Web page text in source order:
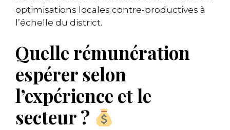
optimisations locales contre-productives à
l’échelle du district.
Quelle rémunération
espérer selon
l’expérience et le
secteur ?